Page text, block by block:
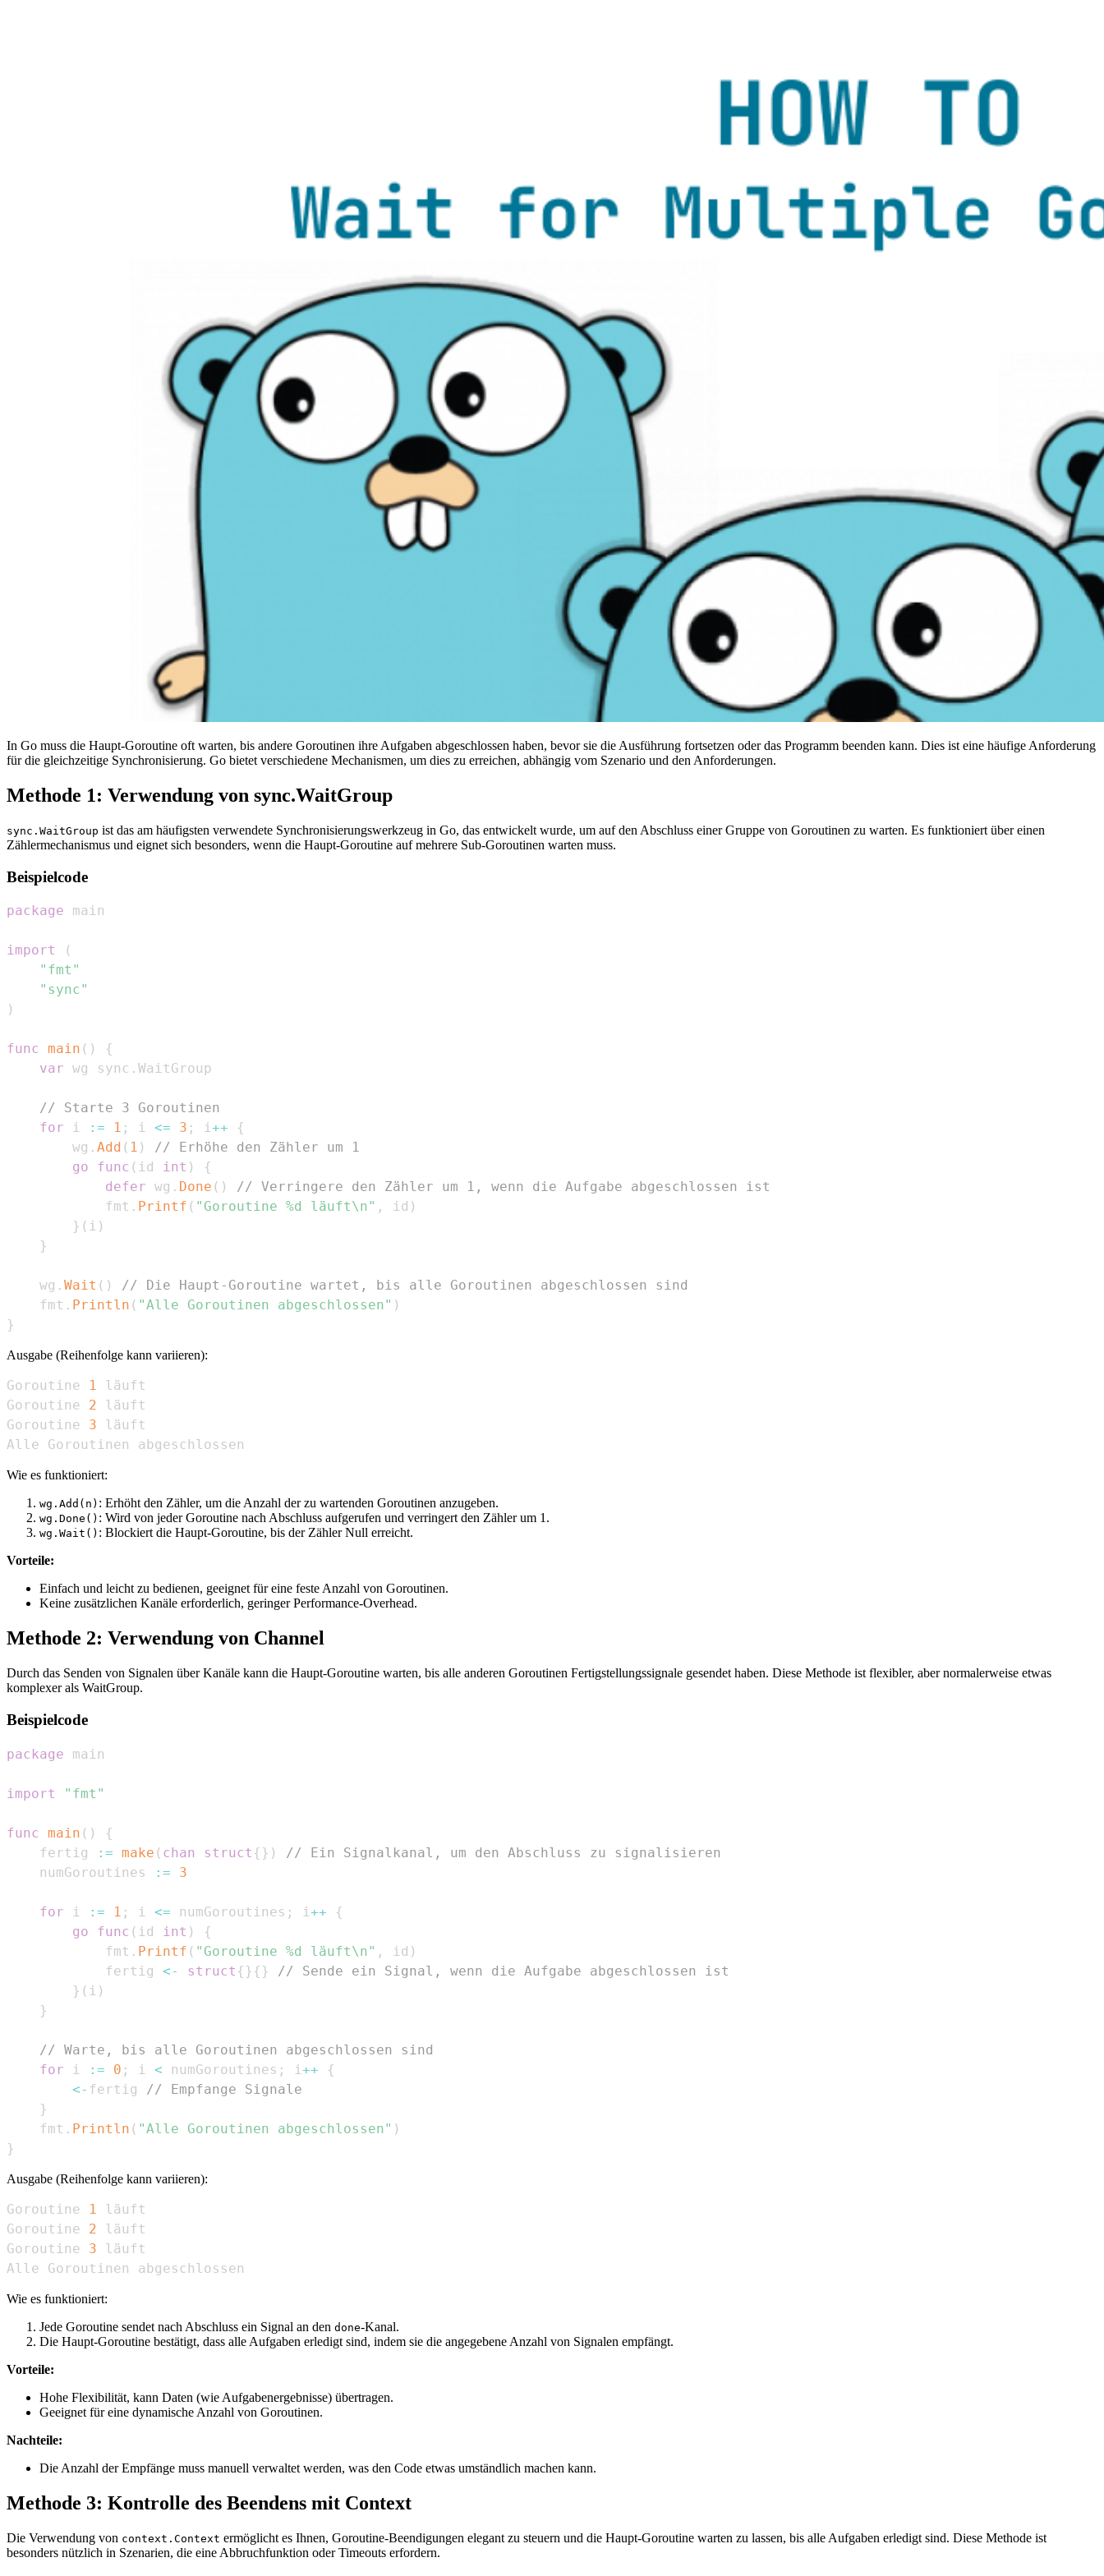
In Go muss die Haupt-Goroutine oft warten, bis andere Goroutinen ihre Aufgaben abgeschlossen haben, bevor sie die Ausführung fortsetzen oder das Programm beenden kann. Dies ist eine häufige Anforderung
für die gleichzeitige Synchronisierung. Go bietet verschiedene Mechanismen, um dies zu erreichen, abhängig vom Szenario und den Anforderungen.
Methode 1: Verwendung von sync.WaitGroup
sync.WaitGroup ist das am häufigsten verwendete Synchronisierungswerkzeug in Go, das entwickelt wurde, um auf den Abschluss einer Gruppe von Goroutinen zu warten. Es funktioniert über einen
Zählermechanismus und eignet sich besonders, wenn die Haupt-Goroutine auf mehrere Sub-Goroutinen warten muss.
Beispielcode
package
import
(
"fmt"
"sync"
)
func main ( )
{
var wg sync .
// Starte 3 Goroutinen
for i := 1 ; i <= 3 ; i++
{
		wg
. Add ( 1 )
// Erhöhe den Zähler um 1
go
func ( id int )
{
defer wg . Done ( )
// Verringere den Zähler um 1, wenn die Aufgabe abgeschlossen ist
			fmt
. Printf ( "Goroutine %d läuft\n" , id )
} ( i )
}
	wg
. Wait ( )
// Die Haupt-Goroutine wartet, bis alle Goroutinen abgeschlossen sind
	fmt
. Println ( "Alle Goroutinen abgeschlossen" )
}
Ausgabe (Reihenfolge kann variieren):
Goroutine 1
Goroutine 2
Goroutine 3
Alle Goroutinen abgeschlossen
Wie es funktioniert:
wg.Add(n) : Erhöht den Zähler, um die Anzahl der zu wartenden Goroutinen anzugeben.
wg.Done() : Wird von jeder Goroutine nach Abschluss aufgerufen und verringert den Zähler um 1.
wg.Wait() : Blockiert die Haupt-Goroutine, bis der Zähler Null erreicht.
Vorteile:
Einfach und leicht zu bedienen, geeignet für eine feste Anzahl von Goroutinen.
Keine zusätzlichen Kanäle erforderlich, geringer Performance-Overhead.
Methode 2: Verwendung von Channel
Durch das Senden von Signalen über Kanäle kann die Haupt-Goroutine warten, bis alle anderen Goroutinen Fertigstellungssignale gesendet haben. Diese Methode ist flexibler, aber normalerweise etwas
komplexer als WaitGroup.
Beispielcode
package
import "fmt"
func main ( )
{
	fertig
:= make ( chan struct { } )
// Ein Signalkanal, um den Abschluss zu signalisieren
	numGoroutines
:= 3
for i := 1 ; i <= numGoroutines ; i ++
{
go
func ( id int )
{
			fmt
. Printf ( "Goroutine %d läuft\n" , id )
			fertig
<- struct { } { }
// Sende ein Signal, wenn die Aufgabe abgeschlossen ist
} ( i )
}
// Warte, bis alle Goroutinen abgeschlossen sind
for i := 0 ; i < numGoroutines ; i ++
{
<- fertig
// Empfange Signale
}
	fmt
. Println ( "Alle Goroutinen abgeschlossen" )
}
Ausgabe (Reihenfolge kann variieren):
Goroutine 1
Goroutine 2
Goroutine 3
Alle Goroutinen abgeschlossen
Wie es funktioniert:
Jede Goroutine sendet nach Abschluss ein Signal an den done-Kanal.
Die Haupt-Goroutine bestätigt, dass alle Aufgaben erledigt sind, indem sie die angegebene Anzahl von Signalen empfängt.
Vorteile:
Hohe Flexibilität, kann Daten (wie Aufgabenergebnisse) übertragen.
Geeignet für eine dynamische Anzahl von Goroutinen.
Nachteile:
Die Anzahl der Empfänge muss manuell verwaltet werden, was den Code etwas umständlich machen kann.
Methode 3: Kontrolle des Beendens mit Context
Die Verwendung von context.Context ermöglicht es Ihnen, Goroutine-Beendigungen elegant zu steuern und die Haupt-Goroutine warten zu lassen, bis alle Aufgaben erledigt sind. Diese Methode ist
besonders nützlich in Szenarien, die eine Abbruchfunktion oder Timeouts erfordern.